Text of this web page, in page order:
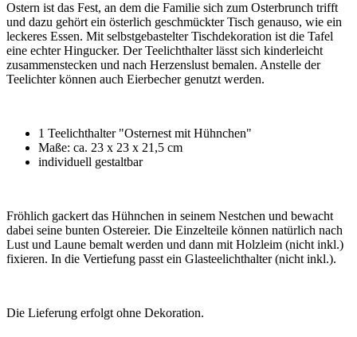
Ostern ist das Fest, an dem die Familie sich zum Osterbrunch trifft
und dazu gehört ein österlich geschmückter Tisch genauso, wie ein
leckeres Essen. Mit selbstgebastelter Tischdekoration ist die Tafel
eine echter Hingucker. Der Teelichthalter lässt sich kinderleicht
zusammenstecken und nach Herzenslust bemalen. Anstelle der
Teelichter können auch Eierbecher genutzt werden.
1 Teelichthalter "Osternest mit Hühnchen"
Maße: ca. 23 x 23 x 21,5 cm
individuell gestaltbar
Fröhlich gackert das Hühnchen in seinem Nestchen und bewacht
dabei seine bunten Ostereier. Die Einzelteile können natürlich nach
Lust und Laune bemalt werden und dann mit Holzleim (nicht inkl.)
fixieren. In die Vertiefung passt ein Glasteelichthalter (nicht inkl.).
Die Lieferung erfolgt ohne Dekoration.